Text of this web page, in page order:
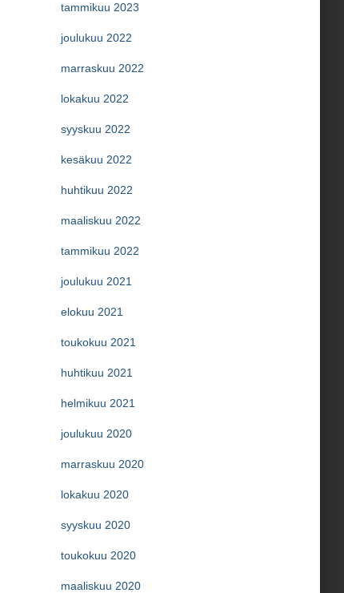
tammikuu 2023
joulukuu 2022
marraskuu 2022
lokakuu 2022
syyskuu 2022
kesäkuu 2022
huhtikuu 2022
maaliskuu 2022
tammikuu 2022
joulukuu 2021
elokuu 2021
toukokuu 2021
huhtikuu 2021
helmikuu 2021
joulukuu 2020
marraskuu 2020
lokakuu 2020
syyskuu 2020
toukokuu 2020
maaliskuu 2020